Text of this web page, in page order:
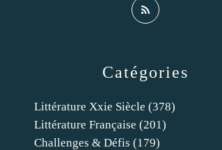
Catégories
Littérature Xxie Siècle (378)
Littérature Française (201)
Challenges & Défis (179)